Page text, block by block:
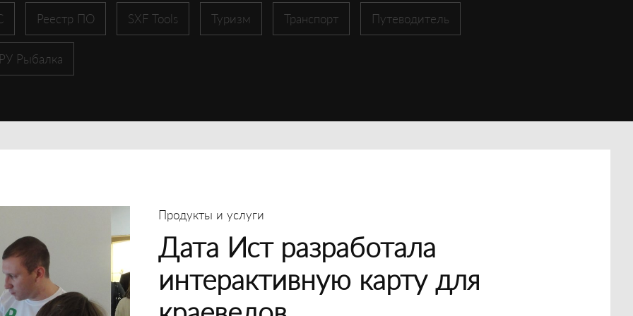
Реестр ПО SXF Tools Туризм Транспорт Путеводитель
Рыбалка
Продукты и услуги
Дата Ист разработала
интерактивную карту для